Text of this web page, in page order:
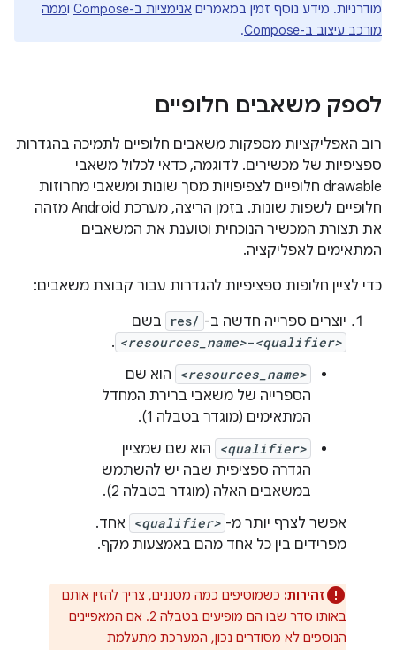
מודרניות. מידע נוסף זמין במאמרים אנימציות ב-Compose וממה
מורכב עיצוב ב-Compose
.
לספק משאבים חלופיים
רוב האפליקציות מספקות משאבים חלופיים לתמיכה בהגדרות
ספציפיות של מכשירים. לדוגמה, כדאי לכלול משאבי
drawable חלופיים לצפיפויות מסך שונות ומשאבי מחרוזות
חלופיים לשפות שונות. בזמן הריצה, מערכת Android מזהה
את תצורת המכשיר הנוכחית וטוענת את המשאבים
המתאימים לאפליקציה.
כדי לציין חלופות ספציפיות להגדרות עבור קבוצת משאבים:
יוצרים ספרייה חדשה ב- res/ בשם
<resources_name>-<qualifier>
.
<resources_name>
הוא שם
הספרייה של משאבי ברירת המחדל
המתאימים (מוגדר בטבלה 1).
<qualifier>
הוא שם שמציין
הגדרה ספציפית שבה יש להשתמש
במשאבים האלה (מוגדר בטבלה 2).
אפשר לצרף יותר מ- <qualifier>
אחד.
מפרידים בין כל אחד מהם באמצעות מקף.
זהירות: כשמוסיפים כמה מסננים, צריך להזין אותם
באותו סדר שבו הם מופיעים בטבלה 2. אם המאפיינים
הנוספים לא מסודרים נכון, המערכת מתעלמת